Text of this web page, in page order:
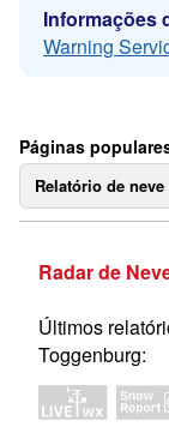
Informações
Warning
Páginas
Relatório de neve
Radar de
Últimos
Toggenburg: